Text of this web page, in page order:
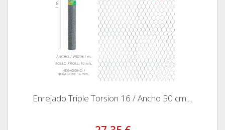
Enrejado Triple Torsion 16 / Ancho 50 cm....